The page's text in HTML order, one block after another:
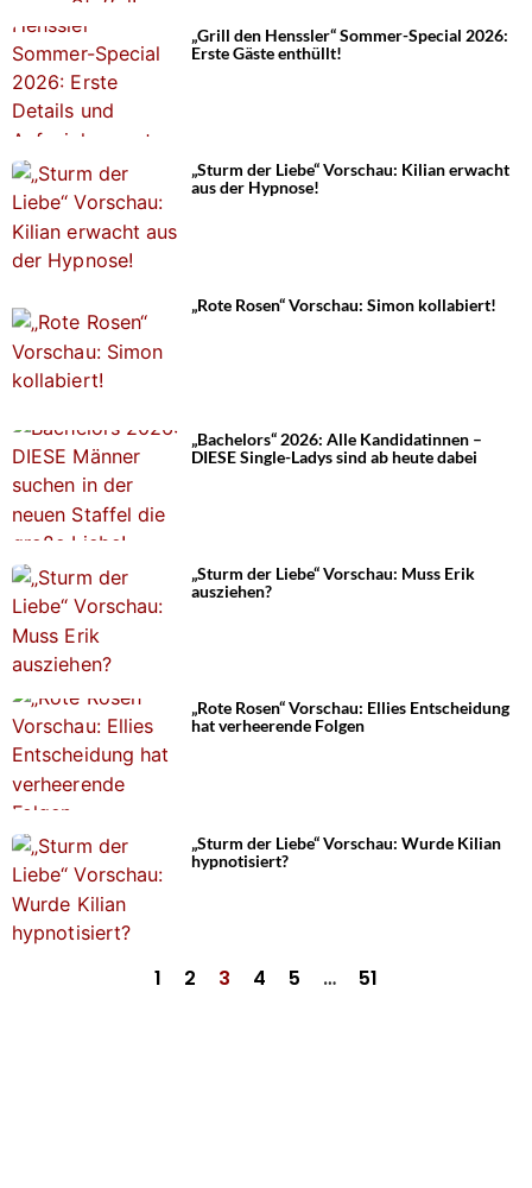
„Grill den Henssler“ Sommer-Special 2026:
Erste Gäste enthüllt!
„Sturm der Liebe“ Vorschau: Kilian erwacht
aus der Hypnose!
„Rote Rosen“ Vorschau: Simon kollabiert!
„Bachelors“ 2026: Alle Kandidatinnen –
DIESE Single-Ladys sind ab heute dabei
„Sturm der Liebe“ Vorschau: Muss Erik
ausziehen?
„Rote Rosen“ Vorschau: Ellies Entscheidung
hat verheerende Folgen
„Sturm der Liebe“ Vorschau: Wurde Kilian
hypnotisiert?
1 2 3 4 5 … 51